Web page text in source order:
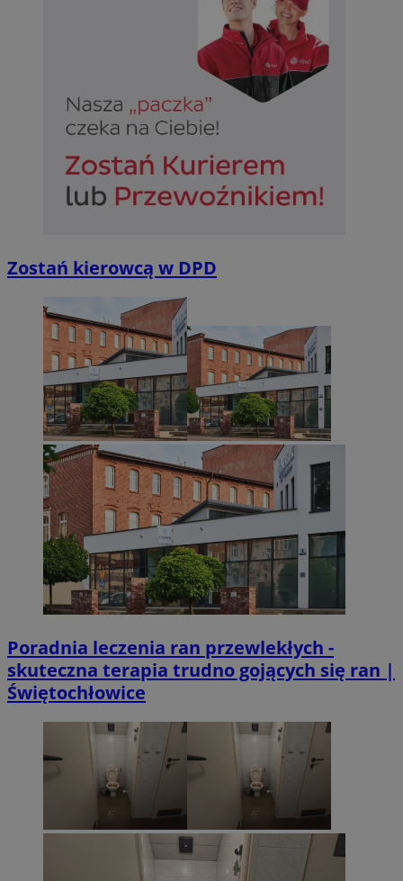
Zostań kierowcą w DPD
Poradnia leczenia ran przewlekłych -
skuteczna terapia trudno gojących się ran |
Świętochłowice